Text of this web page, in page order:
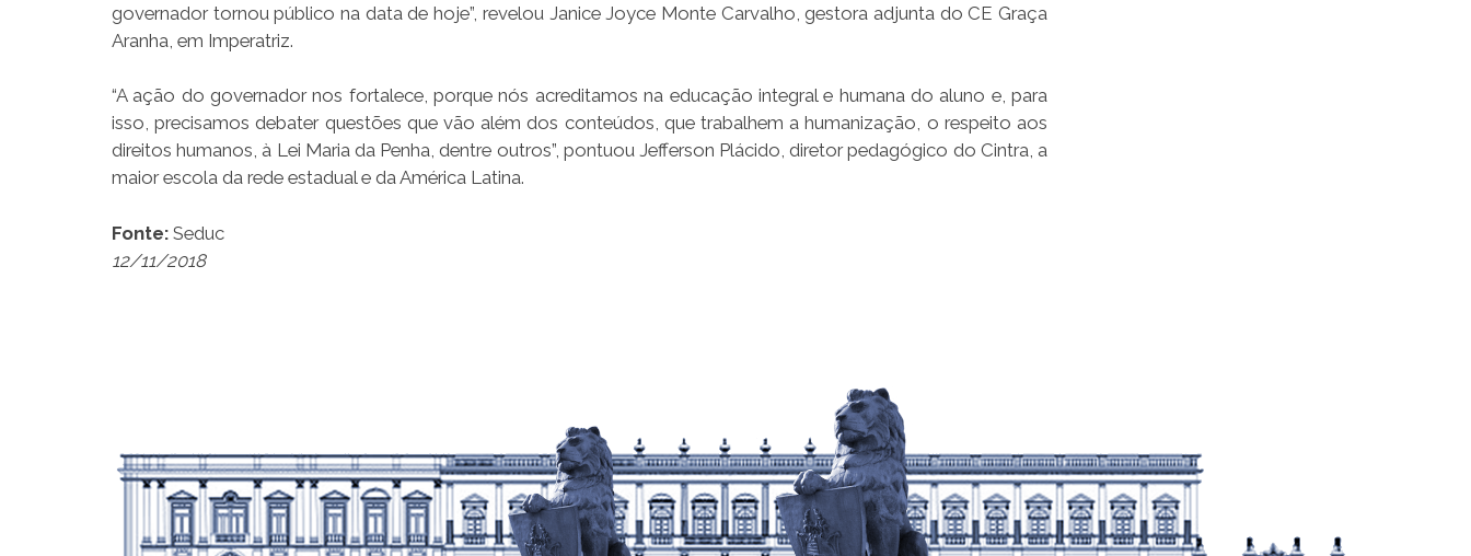
governador tornou público na data de hoje”, revelou Janice Joyce Monte Carvalho, gestora adjunta do CE Graça
Aranha, em Imperatriz.
“A ação do governador nos fortalece, porque nós acreditamos na educação integral e humana do aluno e, para
isso, precisamos debater questões que vão além dos conteúdos, que trabalhem a humanização, o respeito aos
direitos humanos, à Lei Maria da Penha, dentre outros”, pontuou Jefferson Plácido, diretor pedagógico do Cintra, a
maior escola da rede estadual e da América Latina.
Fonte: Seduc
12/11/2018